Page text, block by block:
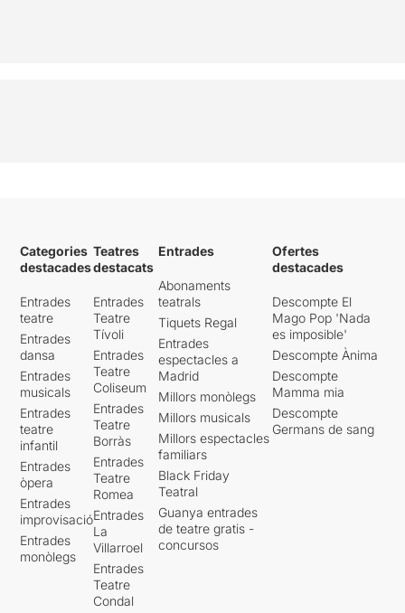
Categories
destacades
Entrades
teatre
Entrades
dansa
Entrades
musicals
Entrades
teatre
infantil
Entrades
òpera
Entrades
improvisació
Entrades
monòlegs
Teatres
destacats
Entrades
Teatre
Tívoli
Entrades
Teatre
Coliseum
Entrades
Teatre
Borràs
Entrades
Teatre
Romea
Entrades
La
Villarroel
Entrades
Teatre
Condal
Entrades
Abonaments
teatrals
Tiquets Regal
Entrades
espectacles a
Madrid
Millors monòlegs
Millors musicals
Millors espectacles
familiars
Black Friday
Teatral
Guanya entrades
de teatre gratis -
concursos
Ofertes
destacades
Descompte El
Mago Pop 'Nada
es imposible'
Descompte Ànima
Descompte
Mamma mia
Descompte
Germans de sang